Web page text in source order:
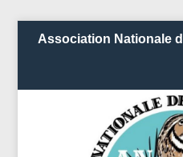
Association Nationale